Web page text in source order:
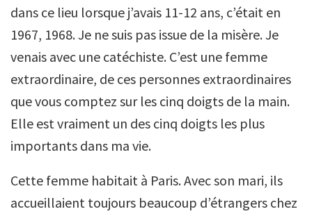
dans ce lieu lorsque j’avais 11-12 ans, c’était en
1967, 1968. Je ne suis pas issue de la misère. Je
venais avec une catéchiste. C’est une femme
extraordinaire, de ces personnes extraordinaires
que vous comptez sur les cinq doigts de la main.
Elle est vraiment un des cinq doigts les plus
importants dans ma vie.
Cette femme habitait à Paris. Avec son mari, ils
accueillaient toujours beaucoup d’étrangers chez